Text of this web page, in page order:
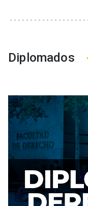
Diplomados